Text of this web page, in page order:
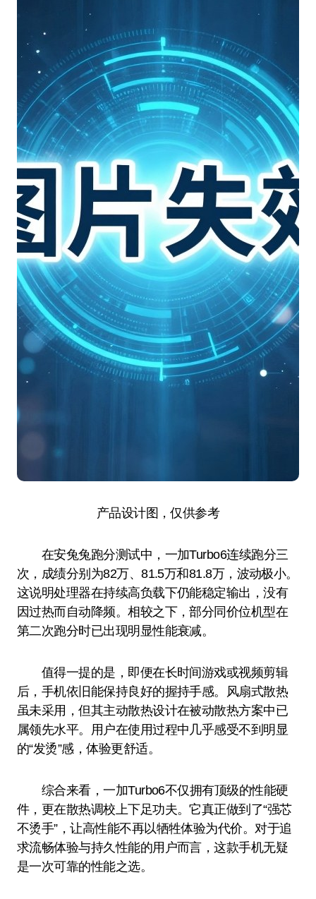
产品设计图，仅供参考
在安兔兔跑分测试中，一加Turbo6连续跑分三
次，成绩分别为82万、81.5万和81.8万，波动极小。
这说明处理器在持续高负载下仍能稳定输出，没有
因过热而自动降频。相较之下，部分同价位机型在
第二次跑分时已出现明显性能衰减。
值得一提的是，即便在长时间游戏或视频剪辑
后，手机依旧能保持良好的握持手感。风扇式散热
虽未采用，但其主动散热设计在被动散热方案中已
属领先水平。用户在使用过程中几乎感受不到明显
的“发烫”感，体验更舒适。
综合来看，一加Turbo6不仅拥有顶级的性能硬
件，更在散热调校上下足功夫。它真正做到了“强芯
不烫手”，让高性能不再以牺牲体验为代价。对于追
求流畅体验与持久性能的用户而言，这款手机无疑
是一次可靠的性能之选。